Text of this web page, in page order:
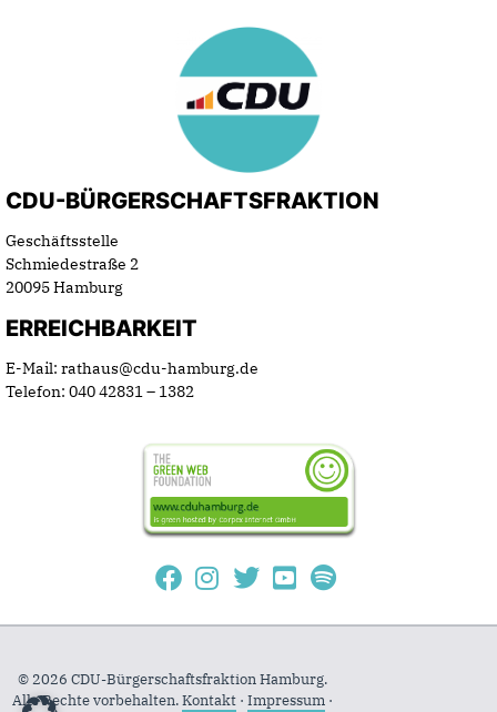
CDU-BÜRGERSCHAFTSFRAKTION
Geschäftsstelle
Schmiedestraße 2
20095 Hamburg
ERREICHBARKEIT
E-Mail: rathaus@cdu-hamburg.de
Telefon: 040 42831 – 1382
© 2026 CDU-Bürgerschaftsfraktion Hamburg.
Alle Rechte vorbehalten.Kontakt· Impressum·